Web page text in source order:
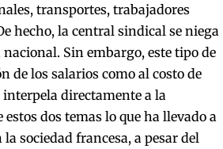
transportes, trabajadores
hecho, la central sindical se niega
Sin embargo, este tipo de
de los salarios como al costo de
directamente a la
dos temas lo que ha llevado a
sociedad francesa, a pesar del